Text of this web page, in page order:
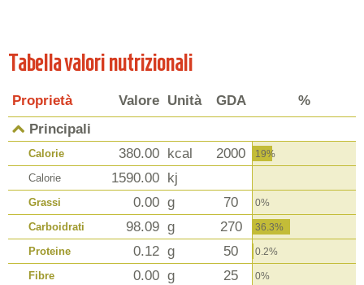
Tabella valori nutrizionali
Proprietà Valore Unità GDA
%
Principali
Calorie 380.00 kcal 2000 19%
Calorie 1590.00 kj
Grassi 0.00 g 70 0%
Carboidrati 98.09 g 270 36.3%
Proteine 0.12 g 50 0.2%
Fibre 0.00 g 25 0%